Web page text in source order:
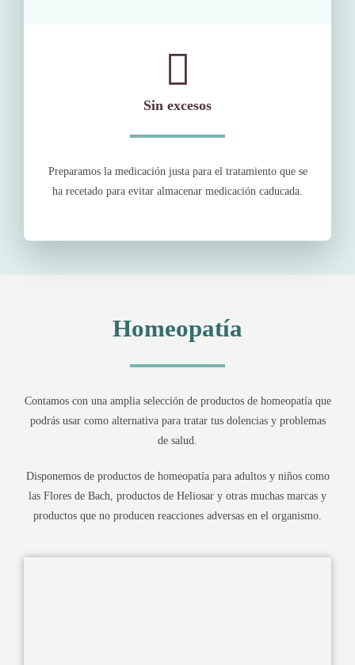
Sin excesos
Preparamos la medicación justa para el tratamiento que se
ha recetado para evitar almacenar medicación caducada.
Homeopatía
Contamos con una amplia selección de productos de homeopatía que
podrás usar como alternativa para tratar tus dolencias y problemas
de salud.
Disponemos de productos de homeopatía para adultos y niños como
las Flores de Bach, productos de Heliosar y otras muchas marcas y
productos que no producen reacciones adversas en el organismo.